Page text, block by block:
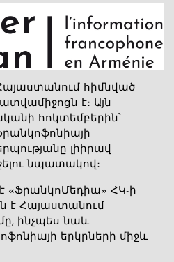
Հայաստանում հիմնված
է։ Այն
հոկտեմբերին՝
լիիրավ
նպատակով։
«ՖրանկոՄեդիա» ՀԿ-ի
է Հայաստանում
ինչպես նաև
երկրների միջև